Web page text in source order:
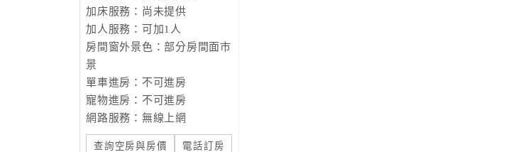
加床服務：尚未提供
加人服務：可加1人
房間窗外景色：部分房間面市
景
單車進房：不可進房
寵物進房：不可進房
網路服務：無線上網
查詢空房與房價 電話訂房